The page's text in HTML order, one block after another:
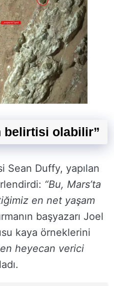
belirtisi olabilir”
Sean Duffy, yapılan
“Bu, Mars’ta
en net yaşam
başyazarı Joel
kaya örneklerini
heyecan verici